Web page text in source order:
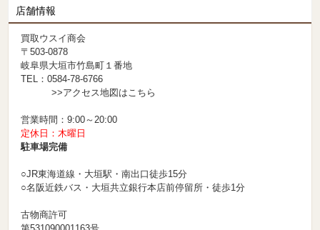
店舗情報
買取ウスイ商会
〒503-0878
岐阜県大垣市竹島町１番地
TEL：0584-78-6766
>>アクセス地図はこちら
営業時間：9:00～20:00
定休日：木曜日
駐車場完備
○JR東海道線・大垣駅・南出口徒歩15分
○名阪近鉄バス・大垣共立銀行本店前停留所・徒歩1分
古物商許可